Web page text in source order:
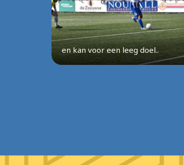
en kan voor een leeg doel..